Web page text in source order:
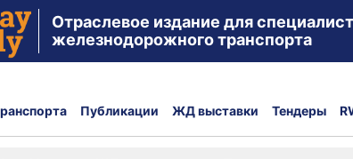
Отраслевое издание для
железнодорожного транспорта
Публикации ЖД выставки Тендеры